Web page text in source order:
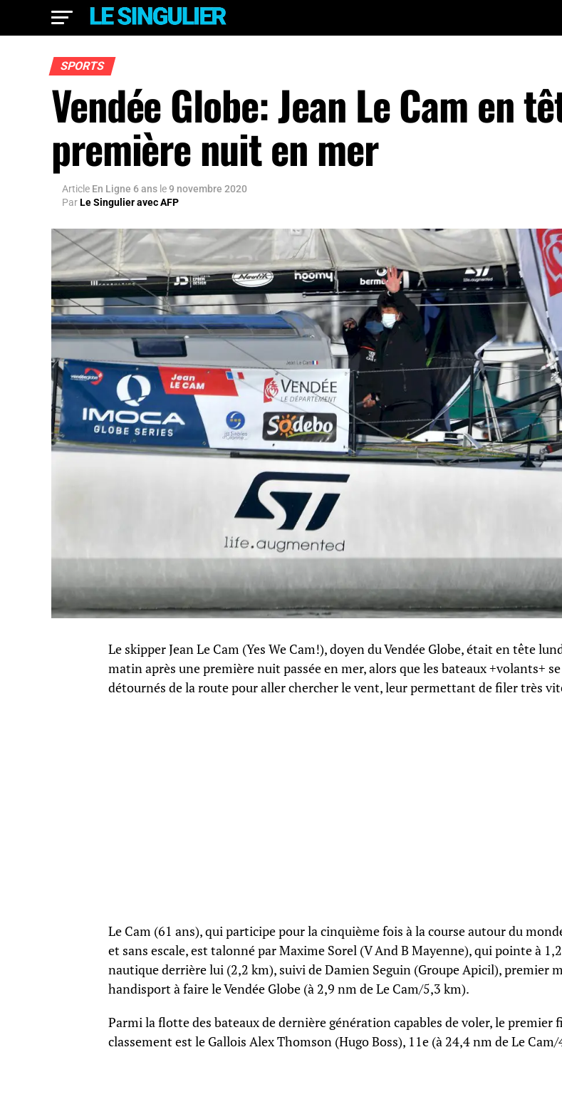
SPORTS
Vendée Globe: Jean Le Cam en
première nuit en mer
Article En Ligne 6 ans le9 novembre 2020
ParLe Singulier avec AFP
Le skipper Jean Le Cam (Yes We Cam!), doyen du Vendée Globe, était en tête
matin après une première nuit passée en mer, alors que les bateaux +volants+
détournés de la route pour aller chercher le vent, leur permettant de filer très
Le Cam (61 ans), qui participe pour la cinquième fois à la course autour du
et sans escale, est talonné par Maxime Sorel (V And B Mayenne), qui pointe à
nautique derrière lui (2,2 km), suivi de Damien Seguin (Groupe Apicil), premier
handisport à faire le Vendée Globe (à 2,9 nm de Le Cam/5,3 km).
Parmi la flotte des bateaux de dernière génération capables de voler, le premier
classement est le Gallois Alex Thomson (Hugo Boss), 11e (à 24,4 nm de Le